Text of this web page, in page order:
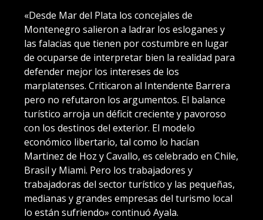
«Desde Mar del Plata los concejales de
Montenegro salieron a ladrar los esloganes y
las falacias que tienen por costumbre en lugar
de ocuparse de interpretar bien la realidad para
defender mejor los intereses de los
marplatenses. Criticaron al Intendente Barrera
pero no refutaron los argumentos. El balance
turístico arroja un déficit creciente y pavoroso
con los destinos del exterior. El modelo
económico libertario, tal como lo hacían
Martinez de Hoz y Cavallo, es celebrado en Chile,
Brasil y Miami. Pero los trabajadores y
trabajadoras del sector turístico y las pequeñas,
medianas y grandes empresas del turismo local
lo están sufriendo» continuó Ayala.